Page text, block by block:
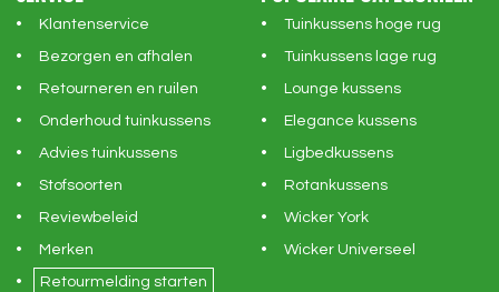
Klantenservice
Bezorgen en afhalen
Retourneren en ruilen
Onderhoud tuinkussens
Advies tuinkussens
Stofsoorten
Reviewbeleid
Merken
Retourmelding starten
Tuinkussens hoge rug
Tuinkussens lage rug
Lounge kussens
Elegance kussens
Ligbedkussens
Rotankussens
Wicker York
Wicker Universeel